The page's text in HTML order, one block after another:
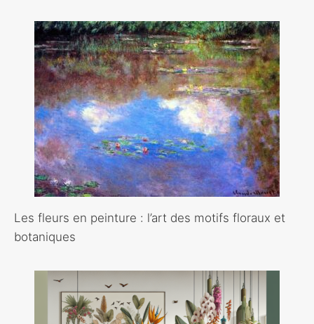
Les fleurs en peinture : l’art des motifs floraux et
botaniques